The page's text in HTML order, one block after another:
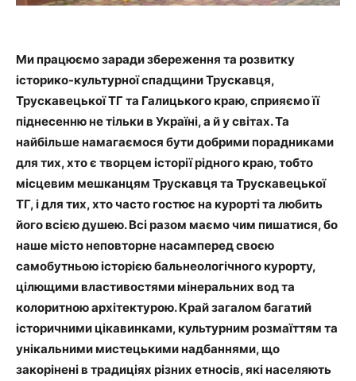
Ми працюємо заради збереження та розвитку
історико-культурної спадщини Трускавця,
Трускавецької ТГ та Галицького краю, сприяємо її
піднесенню не тільки в Україні, а й у світах. Та
найбільше намагаємося бути добрими порадниками
для тих, хто є творцем історії рідного краю, тобто
місцевим мешканцям Трускавця та Трускавецької
ТГ, і для тих, хто часто гостює на курорті та любить
його всією душею. Всі разом маємо чим пишатися, бо
наше місто неповторне насамперед своєю
самобутньою історією бальнеологічного курорту,
цілющими властивостями мінеральних вод та
колоритною архітектурою. Край загалом багатий
історичними цікавинками, культурним розмаїттям та
унікальними мистецькими надбаннями, що
закорінені в традиціях різних етносів, які населяють